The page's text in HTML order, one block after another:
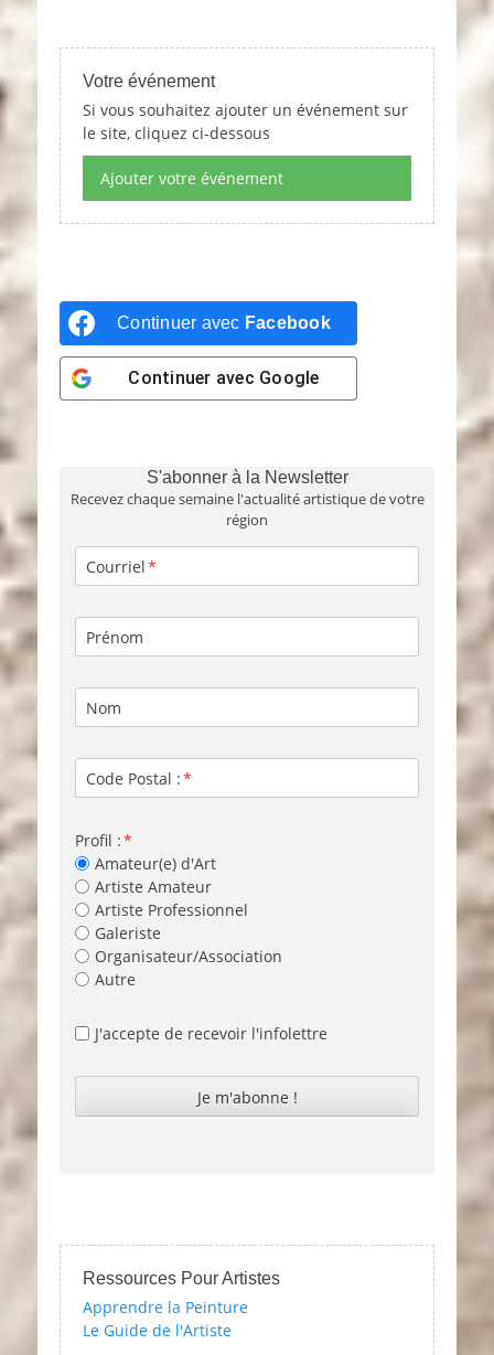
Votre événement
Si vous souhaitez ajouter un événement sur
le site, cliquez ci-dessous
Ajouter votre événement
Continuer avec Facebook
Continuer avec Google
S'abonner à la Newsletter
Recevez chaque semaine l'actualité artistique de votre
région
Courriel
Prénom
Nom
Code Postal :
Profil :
Amateur(e) d'Art
Artiste Amateur
Artiste Professionnel
Galeriste
Organisateur/Association
Autre
J'accepte de recevoir l'infolettre
Ressources Pour Artistes
Apprendre la Peinture
Le Guide de l'Artiste